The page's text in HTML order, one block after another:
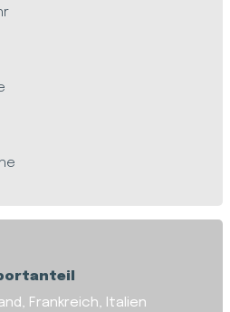
Frankreich, Italien